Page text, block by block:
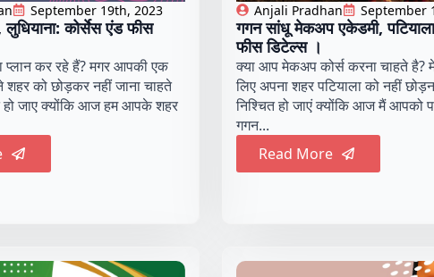
September 19th, 2023
लुधियाना: कोर्सेस एंड फीस
प्लान कर रहे हैं? मगर आपकी एक
को छोड़कर नहीं जाना चाहते
हो जाए क्योंकि आज हम आपके शहर
Anjali Pradhan September
गगन सांधू मेकअप एकेडमी,
फीस डिटेल्स ।
क्या आप मेकअप कोर्स करना चाहते है?
लिए अपना शहर पटियाला को नहीं
निश्चित हो जाएं क्योंकि आज मैं आपको
गगन...
Read More